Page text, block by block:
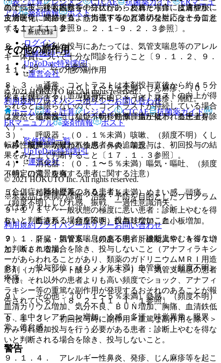
血圧低下、呼吸困難等の症状があらわれた場合には速やかに
主治医等に連絡するよう指導するなど適切な対応をとること
〔１１．１．１参照〕。
８．２． 本剤の投与にあたっては、気管支喘息等のアレル
ギー体質について十分な問診を行うこと〔９．１．２、９．
１．４−９．１．６参照〕。
８．３． 通常、コントラストは本剤投与直後から約４５分
後まで持続する。追加投与によってコントラストの向上が得
られるとは限らないので、コントラストが持続している場合
は漫然と追加投与しない（転移性脳腫瘍が疑われる患者を除
く）。
転移性脳腫瘍が疑われる患者への追加投与は、初回投与の結
果をみた上で判断すること〔１７．１．３参照〕。
（特定の背景を有する患者に関する注意）
（合併症・既往歴等のある患者）
９．１．１． 一般状態の極度に悪い患者：診断上やむを得
ないと判断される場合を除き、投与しないこと。
９．１．２． 気管支喘息のある患者：診断上やむを得ない
と判断される場合を除き、投与しないこと（アナフィラキシ
ーがあらわれることがあり、類薬のガドリニウムＭＲＩ用造
影剤（ガドペンテト酸ジメグルミン）で、気管支喘息の患者
では、それ以外の患者よりも高い頻度でショック、アナフィ
ラキシー等の重篤な副作用が発現するおそれのあることが報
告されている）〔８．２、１１．１．１参照〕。
９．１．３． 初回投与時に副作用＜重篤な副作用を除く＞
がみられ追加投与を行う必要がある患者：診断上やむを得な
いと判断される場合を除き、投与しないこと。
９．１．４． アレルギー性鼻炎、発疹、じん麻疹等を起こ
ので、投与後も観察を十分に行い、皮膚そう痒、皮膚腫脹、
皮膚硬化、関節硬直、筋力低下等の異常の発生には十分留意
すること〔１．２、９．２．１−９．２．３参照〕。
その他の副作用
１１．２． その他の副作用
１）． 過敏症：（０．１〜５％未満）じん麻疹、（０．
１％未満）ほてり、（頻度不明）そう痒、発疹、潮紅。
２）． 循環器：（頻度不明）動悸、血圧低下、血圧上昇。
３）． 呼吸器：（０．１％未満）咳嗽、（頻度不明）くし
ゃみ、嗄声、咽喉頭不快感、鼻炎、喘息。
４）． 消化器：（０．１〜５％未満）嘔気・嘔吐、（頻度
不明）口渇、腹痛。
５）． 精神神経系：（０．１％未満）めまい感、頭痛、
（頻度不明）しびれ感、振戦、一過性意識消失。
６）． 血液系：（頻度不明）白血球増加、血小板増加。
７）． 肝臓・胆管系：（頻度不明）肝機能異常、ＡＳＴ増
加、ＡＬＴ増加。
８）． 投与部位：（０．１％未満）血管痛、（頻度不明）
疼痛。
９）． その他：（０．１〜５％未満）熱感、（頻度不明）
血清カリウム増加、気分不良、ＢＵＮ増加、胸痛、血清鉄低
下、血中クレアチニン増加、冷感、多汗、味覚異常、眼異
常、倦怠感。
警告
アル
薬剤情報 ポスト
新規登録
ログイン
監修医師一覧
UpToDate特別割引
運営会社
© 2021 HOKUTO Inc. All rights reserved.
利用規約プライバシーポリシーお問い合わせ
ホーム
表・計算 レジメン CTCAE
抗菌薬ガイド
ERマニュアル
薬剤情報 ポスト
監修医師一覧
UpToDate特別割引
運営会社
© 2021 HOKUTO Inc. All rights reserved.
※本製品は疾病の診断・治療・予防を目的としたプログラム
ではありません。
利用規約プライバシーポリシーお問い合わせ